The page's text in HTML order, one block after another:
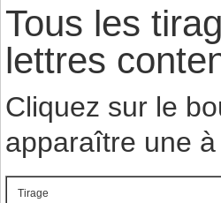
Tous les
lettres
Cliquez sur le
apparaître une
Tirage